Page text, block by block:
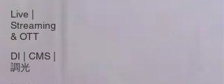
Live |
Streaming
& OTT
DI | CMS |
調光